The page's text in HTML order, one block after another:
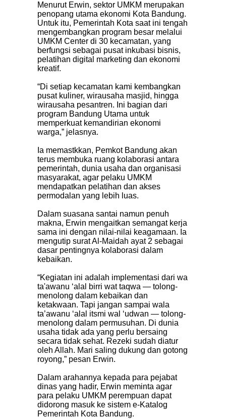
Menurut Erwin, sektor UMKM merupakan
penopang utama ekonomi Kota Bandung.
Untuk itu, Pemerintah Kota saat ini tengah
mengembangkan program besar melalui
UMKM Center di 30 kecamatan, yang
berfungsi sebagai pusat inkubasi bisnis,
pelatihan digital marketing dan ekonomi
kreatif.
“Di setiap kecamatan kami kembangkan
pusat kuliner, wirausaha masjid, hingga
wirausaha pesantren. Ini bagian dari
program Bandung Utama untuk
memperkuat kemandirian ekonomi
warga,” jelasnya.
Ia memastkkan, Pemkot Bandung akan
terus membuka ruang kolaborasi antara
pemerintah, dunia usaha dan organisasi
masyarakat, agar pelaku UMKM
mendapatkan pelatihan dan akses
permodalan yang lebih luas.
Dalam suasana santai namun penuh
makna, Erwin mengaitkan semangat kerja
sama ini dengan nilai-nilai keagamaan. Ia
mengutip surat Al-Maidah ayat 2 sebagai
dasar pentingnya kolaborasi dalam
kebaikan.
“Kegiatan ini adalah implementasi dari wa
ta'awanu ‘alal birri wat taqwa — tolong-
menolong dalam kebaikan dan
ketakwaan. Tapi jangan sampai wala
ta’awanu ‘alal itsmi wal ‘udwan — tolong-
menolong dalam permusuhan. Di dunia
usaha tidak ada yang perlu bersaing
secara tidak sehat. Rezeki sudah diatur
oleh Allah. Mari saling dukung dan gotong
royong,” pesan Erwin.
Dalam arahannya kepada para pejabat
dinas yang hadir, Erwin meminta agar
para pelaku UMKM perempuan dapat
didorong masuk ke sistem e-Katalog
Pemerintah Kota Bandung.